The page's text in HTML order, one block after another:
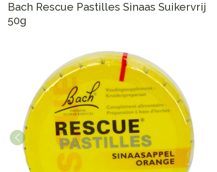
Bach Rescue Pastilles Sinaas Suikervrij
50g